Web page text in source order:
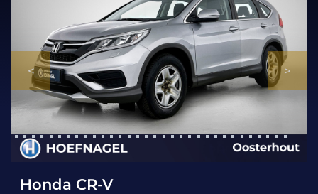
Honda CR-V